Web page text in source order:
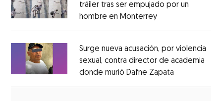
tráiler tras ser empujado por un
hombre en MonterreyOpens in new
Surge nueva acusación, por violencia
sexual, contra director de academia
donde murió Dafne Zapata